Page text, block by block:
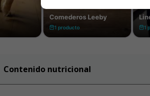
Contenido nutricional